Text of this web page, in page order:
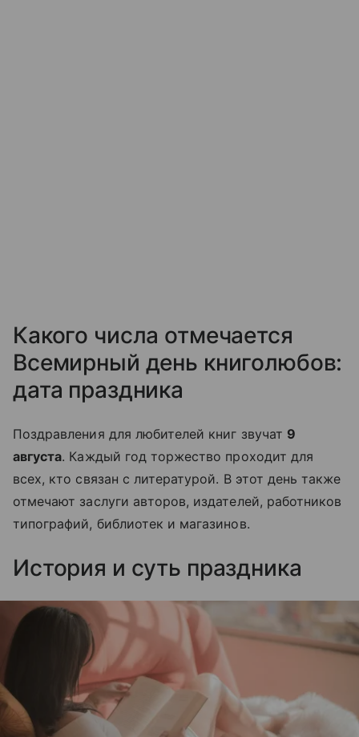
Какого числа отмечается
Всемирный день книголюбов:
дата праздника
Поздравления для любителей книг звучат 9
августа. Каждый год торжество проходит для
всех, кто связан с литературой. В этот день также
отмечают заслуги авторов, издателей, работников
типографий, библиотек и магазинов.
История и суть праздника